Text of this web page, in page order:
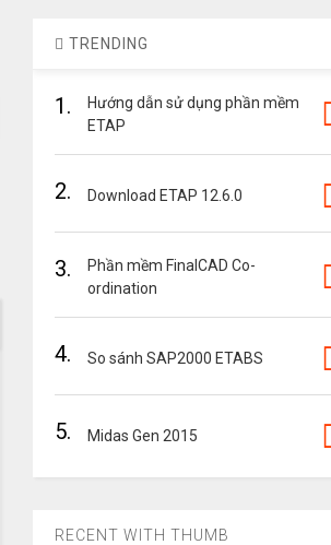
TRENDING
1.
Hướng dẫn sử dụng phần mềm
ETAP
2. Download ETAP 12.6.0
3.
Phần mềm FinalCAD Co-
ordination
4. So sánh SAP2000 ETABS
5. Midas Gen 2015
RECENT WITH THUMB